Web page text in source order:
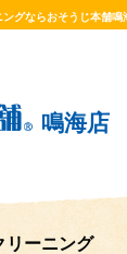
グならおそうじ本舗鳴
鳴海店
リーニング